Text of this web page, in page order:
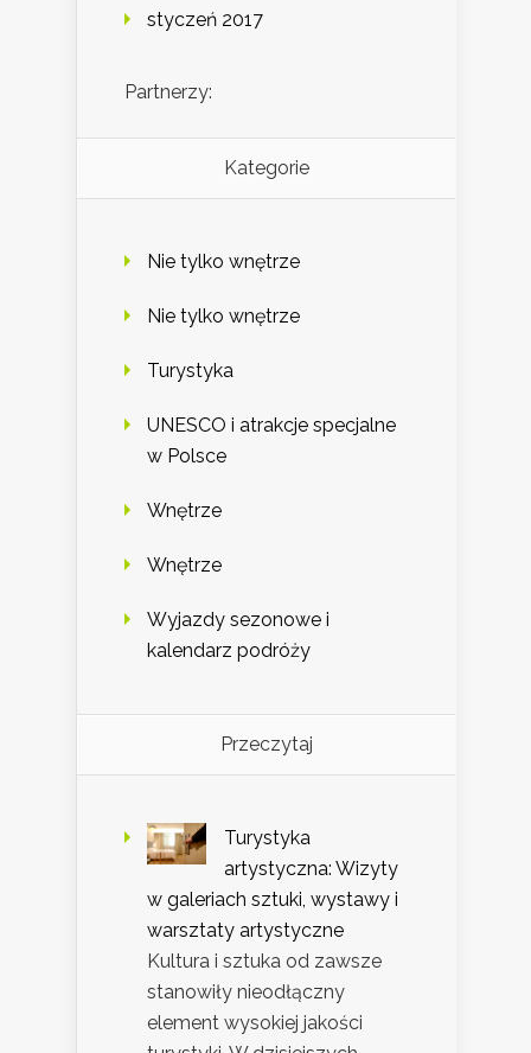
styczeń 2017
Partnerzy:
Kategorie
Nie tylko wnętrze
Nie tylko wnętrze
Turystyka
UNESCO i atrakcje specjalne
w Polsce
Wnętrze
Wnętrze
Wyjazdy sezonowe i
kalendarz podróży
Przeczytaj
Turystyka
artystyczna: Wizyty
w galeriach sztuki, wystawy i
warsztaty artystyczne
Kultura i sztuka od zawsze
stanowiły nieodłączny
element wysokiej jakości